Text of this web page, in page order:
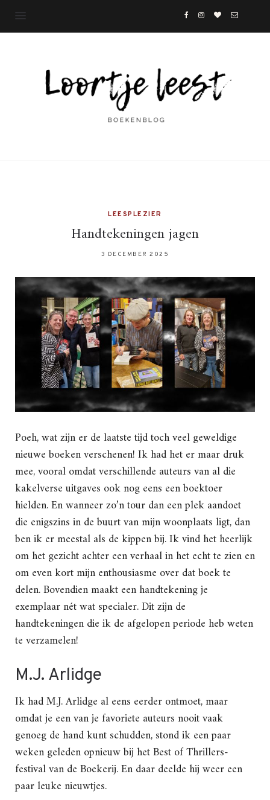
LEESPLEZIER
Handtekeningen jagen
3 DECEMBER 2025
Poeh, wat zijn er de laatste tijd toch veel geweldige
nieuwe boeken verschenen! Ik had het er maar druk
mee, vooral omdat verschillende auteurs van al die
kakelverse uitgaves ook nog eens een boektoer
hielden. En wanneer zo’n tour dan een plek aandoet
die enigszins in de buurt van mijn woonplaats ligt, dan
ben ik er meestal als de kippen bij. Ik vind het heerlijk
om het gezicht achter een verhaal in het echt te zien en
om even kort mijn enthousiasme over dat boek te
delen. Bovendien maakt een handtekening je
exemplaar nét wat specialer. Dit zijn de
handtekeningen die ik de afgelopen periode heb weten
te verzamelen!
M.J. Arlidge
Ik had M.J. Arlidge al eens eerder ontmoet, maar
omdat je een van je favoriete auteurs nooit vaak
genoeg de hand kunt schudden, stond ik een paar
weken geleden opnieuw bij het Best of Thrillers-
festival van de Boekerij. En daar deelde hij weer een
paar leuke nieuwtjes.